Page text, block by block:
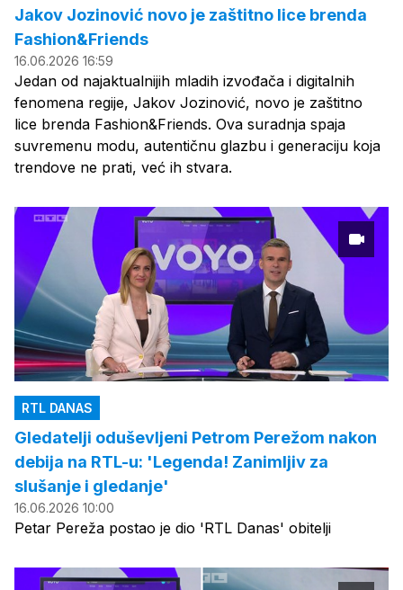
Jakov Jozinović novo je zaštitno lice brenda
Fashion&Friends
16.06.2026 16:59
Jedan od najaktualnijih mladih izvođača i digitalnih
fenomena regije, Jakov Jozinović, novo je zaštitno
lice brenda Fashion&Friends. Ova suradnja spaja
suvremenu modu, autentičnu glazbu i generaciju koja
trendove ne prati, već ih stvara.
RTL DANAS
Gledatelji oduševljeni Petrom Perežom nakon
debija na RTL-u: 'Legenda! Zanimljiv za
slušanje i gledanje'
16.06.2026 10:00
Petar Pereža postao je dio 'RTL Danas' obitelji